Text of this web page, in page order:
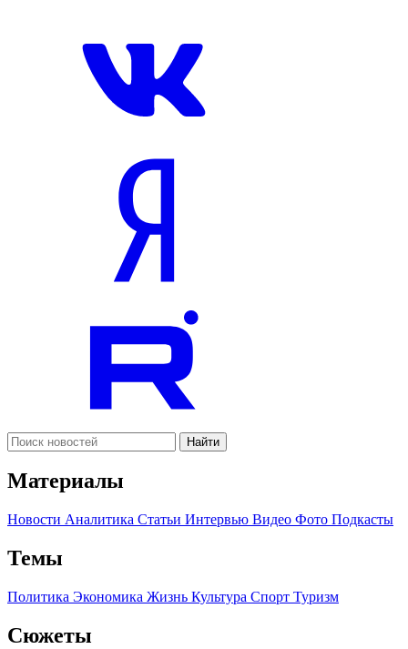
Найти
Материалы
Новости Аналитика Статьи Интервью Видео Фото Подкасты
Темы
Политика Экономика Жизнь Культура Спорт Туризм
Сюжеты